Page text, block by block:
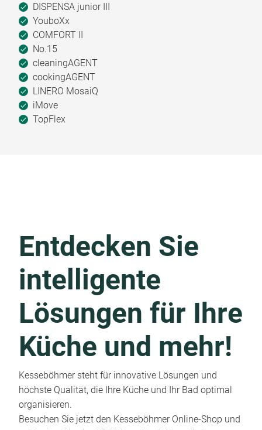
DISPENSA junior III
YouboXx
COMFORT II
No.15
cleaningAGENT
cookingAGENT
LINERO MosaiQ
iMove
TopFlex
Entdecken Sie
intelligente
Lösungen für Ihre
Küche und mehr!
Kesseböhmer steht für innovative Lösungen und
höchste Qualität, die Ihre Küche und Ihr Bad optimal
organisieren.
Besuchen Sie jetzt den Kesseböhmer Online-Shop und